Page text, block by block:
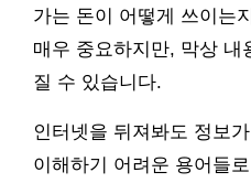
가는 돈이 어떻게 쓰이는
매우 중요하지만, 막상 내
질 수 있습니다.
인터넷을 뒤져봐도 정보
이해하기 어려운 용어들